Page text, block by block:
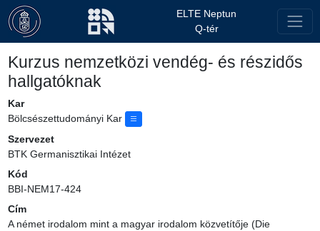
ELTE Neptun
Q-tér
Kurzus nemzetközi vendég- és részidős
hallgatóknak
Kar
Bölcsészettudományi Kar
Szervezet
BTK Germanisztikai Intézet
Kód
BBI-NEM17-424
Cím
A német irodalom mint a magyar irodalom közvetítője (Die